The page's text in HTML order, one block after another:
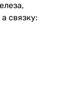
связку: